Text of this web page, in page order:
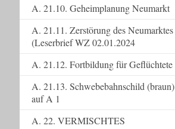
A. 21.10. Geheimplanung Neumarkt
A. 21.11. Zerstörung des Neumarktes
(Leserbrief WZ 02.01.2024
A. 21.12. Fortbildung für Geflüchtete
A. 21.13. Schwebebahnschild (braun)
auf A 1
A. 22. VERMISCHTES